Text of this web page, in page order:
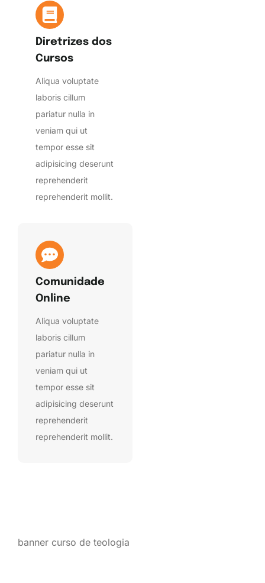
Diretrizes dos
Cursos
Aliqua voluptate
laboris cillum
pariatur nulla in
veniam qui ut
tempor esse sit
adipisicing deserunt
reprehenderit
reprehenderit mollit.
Comunidade
Online
Aliqua voluptate
laboris cillum
pariatur nulla in
veniam qui ut
tempor esse sit
adipisicing deserunt
reprehenderit
reprehenderit mollit.
banner curso de teologia